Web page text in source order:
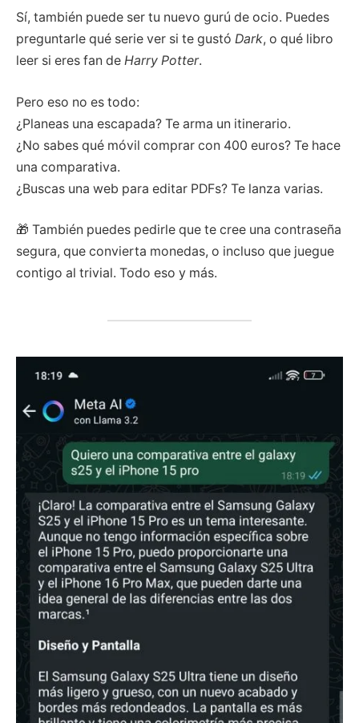
Sí, también puede ser tu nuevo gurú de ocio. Puedes
preguntarle qué serie ver si te gustó Dark, o qué libro
leer si eres fan de Harry Potter.
Pero eso no es todo:
¿Planeas una escapada? Te arma un itinerario.
¿No sabes qué móvil comprar con 400 euros? Te hace
una comparativa.
¿Buscas una web para editar PDFs? Te lanza varias.
🎁 También puedes pedirle que te cree una contraseña
segura, que convierta monedas, o incluso que juegue
contigo al trivial. Todo eso y más.